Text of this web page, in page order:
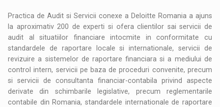
Practica de Audit si Servicii conexe a Deloitte Romania a ajuns
la aproximativ 200 de experti si ofera clientilor sai servicii de
audit al situatiilor financiare intocmite in conformitate cu
standardele de raportare locale si internationale, servicii de
revizuire a sistemelor de raportare financiara si a mediului de
control intern, servicii pe baza de proceduri convenite, precum
si servicii de consultanta financiar-contabila privind aspecte
derivate din schimbarile legislative, precum reglementarile
contabile din Romania, standardele internationale de raportare